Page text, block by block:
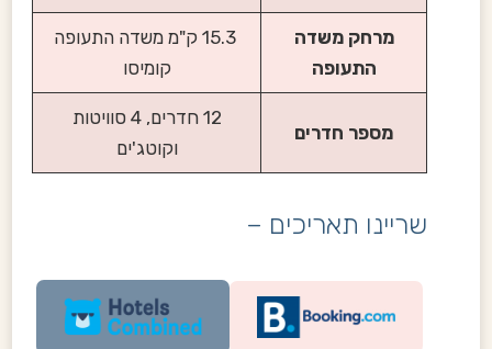
מרחק משדה
התעופה
15.3 ק"מ משדה התעופה
קומיסו
מספר חדרים
12 חדרים, 4 סוויטות
וקוטג'ים
שריינו תאריכים –